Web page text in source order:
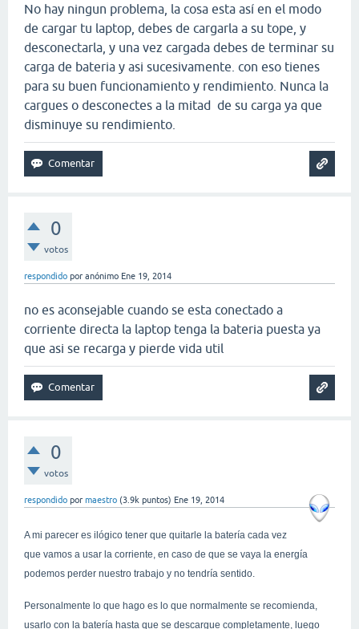
No hay ningun problema, la cosa esta así en el modo
de cargar tu laptop, debes de cargarla a su tope, y
desconectarla, y una vez cargada debes de terminar su
carga de bateria y asi sucesivamente. con eso tienes
para su buen funcionamiento y rendimiento. Nunca la
cargues o desconectes a la mitad de su carga ya que
disminuye su rendimiento.
0
votos
respondido por anónimo Ene 19, 2014
no es aconsejable cuando se esta conectado a
corriente directa la laptop tenga la bateria puesta ya
que asi se recarga y pierde vida util
0
votos
respondido por maestro (3.9k puntos) Ene 19, 2014
A mi parecer es ilógico tener que quitarle la batería cada vez
que vamos a usar la corriente, en caso de que se vaya la energía
podemos perder nuestro trabajo y no tendría sentido.
Personalmente lo que hago es lo que normalmente se recomienda,
usarlo con la batería hasta que se descargue completamente, luego